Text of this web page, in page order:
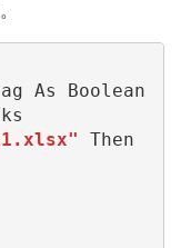
As Boolean
Then